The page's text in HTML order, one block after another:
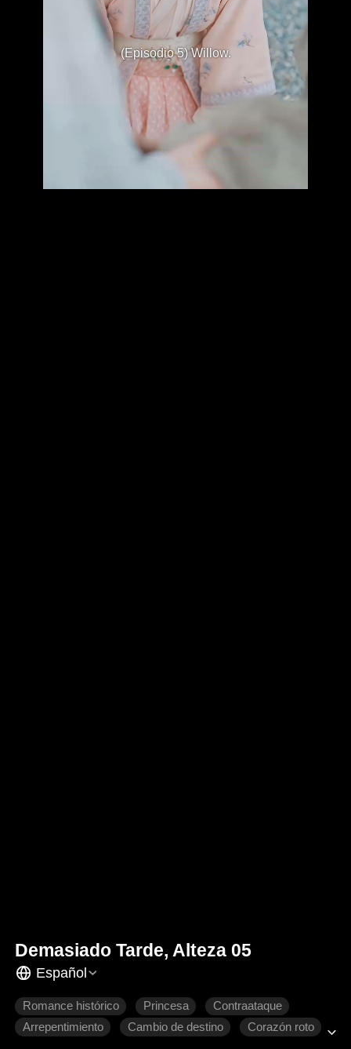
(Episodio 5) Willow.
Demasiado Tarde, Alteza 05
Español
Romance histórico Princesa
Contraataque
Arrepentimiento
Cambio de destino Corazón roto